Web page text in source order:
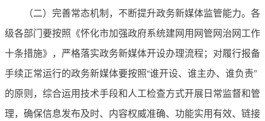
（二）完善常态机制，不断提升政务新媒体监管能力。各
级各部门要按照《怀化市加强政府系统建网用网管网治网工作
十条措施》，严格落实政务新媒体开设办理流程；对履行报备
手续正常运行的政务新媒体要按照“谁开设、谁主办、谁负责”
的原则，综合运用技术手段和人工检查方式开展日常监督和管
理，确保信息发布及时、内容权威准确、功能实用有效、链接